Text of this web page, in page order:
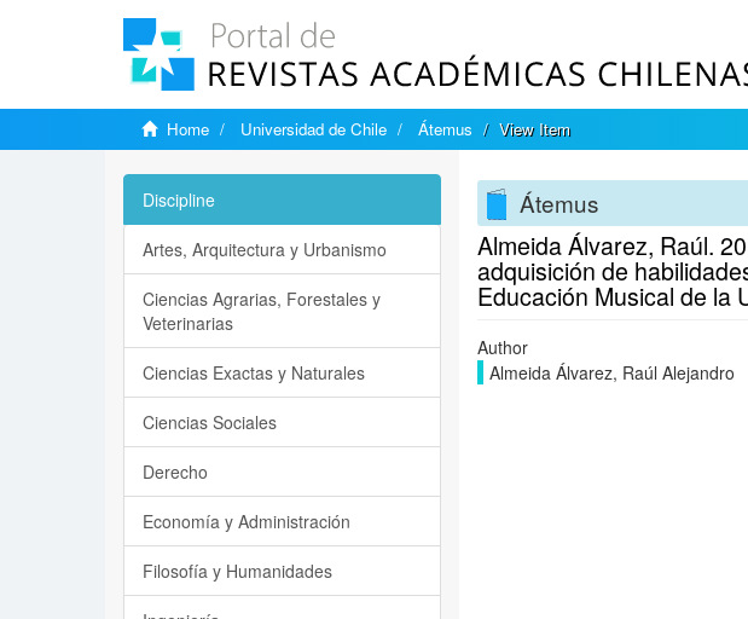
Home Universidad de Chile Átemus View Item
Átemus
Almeida Álvarez, Raúl.
adquisición de
Educación Musical de la
Author
Almeida Álvarez, Raúl Alejandro
Discipline
Artes, Arquitectura y Urbanismo
Ciencias Agrarias, Forestales y
Veterinarias
Ciencias Exactas y Naturales
Ciencias Sociales
Derecho
Economía y Administración
Filosofía y Humanidades